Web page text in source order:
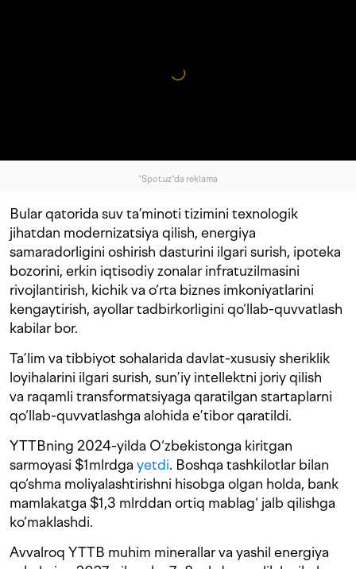
"Spot.uz"da reklama
Bular qatorida suv ta’minoti tizimini texnologik
jihatdan modernizatsiya qilish, energiya
samaradorligini oshirish dasturini ilgari surish, ipoteka
bozorini, erkin iqtisodiy zonalar infratuzilmasini
rivojlantirish, kichik va o‘rta biznes imkoniyatlarini
kengaytirish, ayollar tadbirkorligini qo‘llab-quvvatlash
kabilar bor.
Ta’lim va tibbiyot sohalarida davlat-xususiy sheriklik
loyihalarini ilgari surish, sun’iy intellektni joriy qilish
va raqamli transformatsiyaga qaratilgan startaplarni
qo‘llab-quvvatlashga alohida e’tibor qaratildi.
YTTBning 2024-yilda O‘zbekistonga kiritgan
sarmoyasi $1mlrdga yetdi. Boshqa tashkilotlar bilan
qo‘shma moliyalashtirishni hisobga olgan holda, bank
mamlakatga $1,3 mlrddan ortiq mablag‘ jalb qilishga
ko‘maklashdi.
Avvalroq YTTB muhim minerallar va yashil energiya